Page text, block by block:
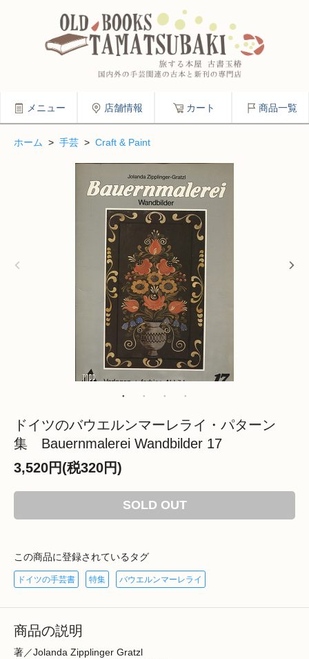
メニュー 店舗情報 カート 商品一覧
ホーム > 手芸 > Craft & Paint
ドイツのバウエルンマーレライ・パターン
集 Bauernmalerei Wandbilder 17
3,520円(税320円)
SOLD OUT
この商品に登録されているタグ
ドイツの手芸書 特集 バウエルンマーレライ
商品の説明
著／Jolanda Zipplinger Gratzl